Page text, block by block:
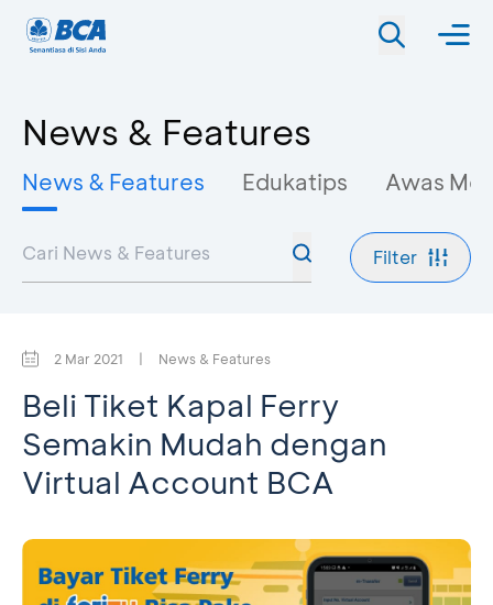
News & Features
News & Features Edukatips Awas
Filter
2 Mar 2021 | News & Features
Beli Tiket Kapal Ferry
Semakin Mudah dengan
Virtual Account BCA